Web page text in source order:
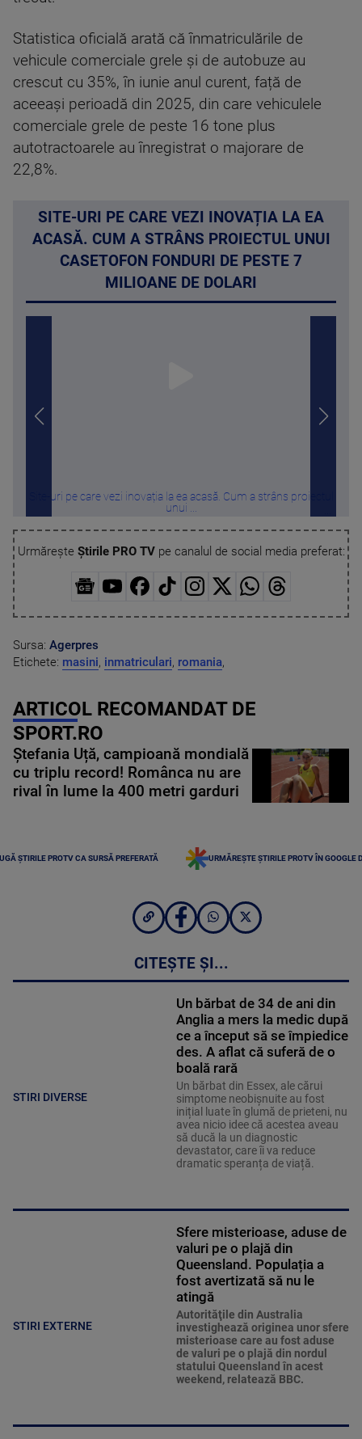
Statistica oficială arată că înmatriculările de
vehicule comerciale grele și de autobuze au
crescut cu 35%, în iunie anul curent, față de
aceeași perioadă din 2025, din care vehiculele
comerciale grele de peste 16 tone plus
autotractoarele au înregistrat o majorare de
22,8%.
SITE-URI PE CARE VEZI INOVAȚIA LA EA
ACASĂ. CUM A STRÂNS PROIECTUL UNUI
CASETOFON FONDURI DE PESTE 7
MILIOANE DE DOLARI
Site-uri pe care vezi inovația la ea acasă. Cum a strâns proiectul
unui ...
Urmărește Știrile PRO TVpe canalul de social media preferat:
Sursa: Agerpres
Etichete: masini, inmatriculari, romania,
ARTICOL RECOMANDAT DE
SPORT.RO
Ștefania Uță, campioană mondială
cu triplu record! Românca nu are
rival în lume la 400 metri garduri
ȘTIRILE PROTV CA SURSĂ PREFERATĂ URMĂREȘTE ȘTIRILE PROTV ÎN GOOGLE
CITEȘTE ȘI...
STIRI DIVERSE
Un bărbat de 34 de ani din
Anglia a mers la medic după
ce a început să se împiedice
des. A aflat că suferă de o
boală rară
Un bărbat din Essex, ale cărui
simptome neobișnuite au fost
inițial luate în glumă de prieteni, nu
avea nicio idee că acestea aveau
să ducă la un diagnostic
devastator, care îi va reduce
dramatic speranța de viață.
STIRI EXTERNE
Sfere misterioase, aduse de
valuri pe o plajă din
Queensland. Populația a
fost avertizată să nu le
atingă
Autorităţile din Australia
investighează originea unor sfere
misterioase care au fost aduse
de valuri pe o plajă din nordul
statului Queensland în acest
weekend, relatează BBC.